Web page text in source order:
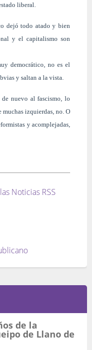
liberal.
dejó todo atado y bien
y el capitalismo son
democrático, no es el
y saltan a la vista.
nuevo al fascismo, lo
izquierdas, no. O
y acomplejadas,
Noticias RSS
de la
de Llano de